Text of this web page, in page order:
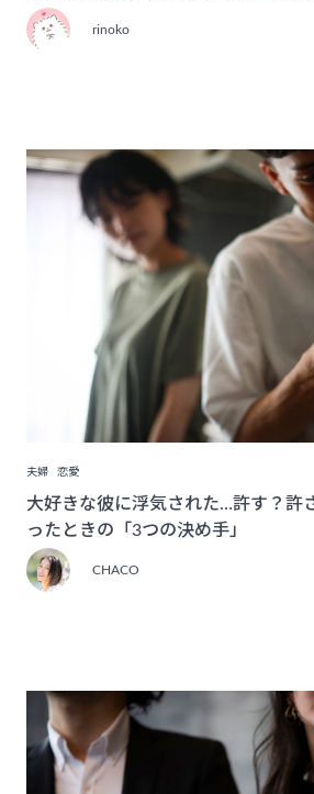
rinoko
夫婦 恋愛
大好きな彼に浮気された…許す？許
ったときの「3つの決め手」
CHACO